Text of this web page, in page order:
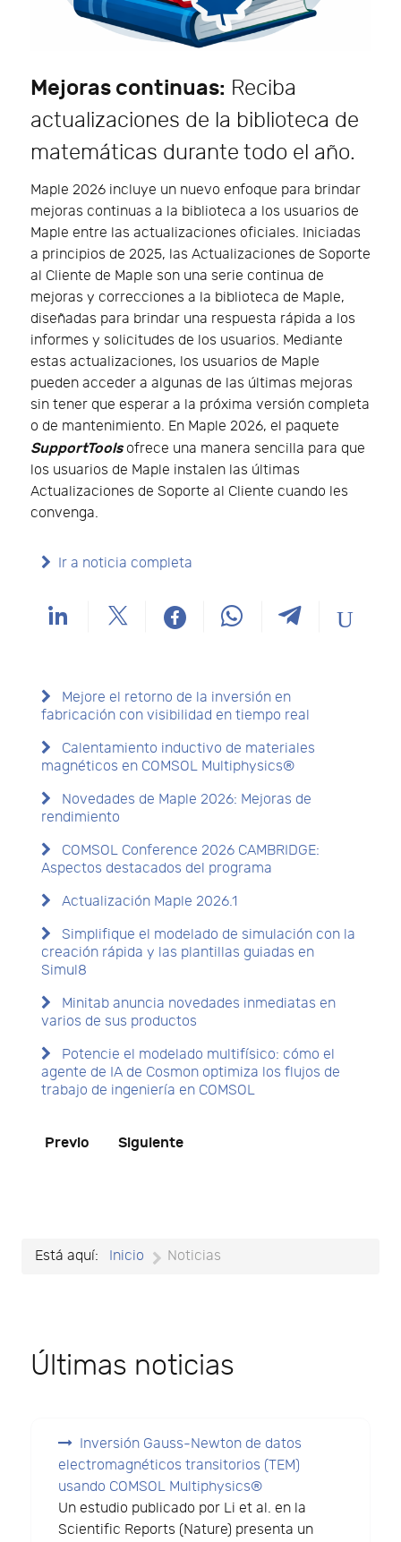
Mejoras continuas: Reciba
actualizaciones de la biblioteca de
matemáticas durante todo el año.
Maple 2026 incluye un nuevo enfoque para brindar
mejoras continuas a la biblioteca a los usuarios de
Maple entre las actualizaciones oficiales. Iniciadas
a principios de 2025, las Actualizaciones de Soporte
al Cliente de Maple son una serie continua de
mejoras y correcciones a la biblioteca de Maple,
diseñadas para brindar una respuesta rápida a los
informes y solicitudes de los usuarios. Mediante
estas actualizaciones, los usuarios de Maple
pueden acceder a algunas de las últimas mejoras
sin tener que esperar a la próxima versión completa
o de mantenimiento. En Maple 2026, el paquete
SupportToolsofrece una manera sencilla para que
los usuarios de Maple instalen las últimas
Actualizaciones de Soporte al Cliente cuando les
convenga.
Ir a noticia completa
Mejore el retorno de la inversión en
fabricación con visibilidad en tiempo real
Calentamiento inductivo de materiales
magnéticos en COMSOL Multiphysics®
Novedades de Maple 2026: Mejoras de
rendimiento
COMSOL Conference 2026 CAMBRIDGE:
Aspectos destacados del programa
Actualización Maple 2026.1
Simplifique el modelado de simulación con la
creación rápida y las plantillas guiadas en
Simul8
Minitab anuncia novedades inmediatas en
varios de sus productos
Potencie el modelado multifísico: cómo el
agente de IA de Cosmon optimiza los flujos de
trabajo de ingeniería en COMSOL
Previo Siguiente
Está aquí: Inicio Noticias
Últimas noticias
Inversión Gauss-Newton de datos
electromagnéticos transitorios (TEM)
usando COMSOL Multiphysics®
Un estudio publicado por Li et al. en la
Scientific Reports (Nature) presenta un